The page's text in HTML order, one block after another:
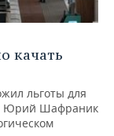
качать
льготы для
Юрий Шафраник